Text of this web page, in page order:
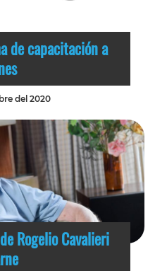
de capacitación a
del 2020
Rogelio Cavalieri